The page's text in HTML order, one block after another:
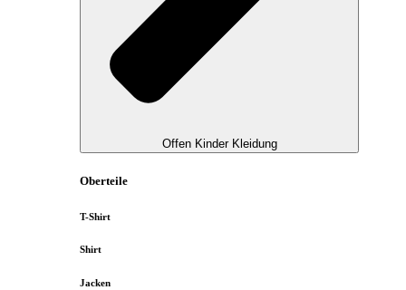
Offen Kinder Kleidung
Oberteile
T-Shirt
Shirt
Jacken